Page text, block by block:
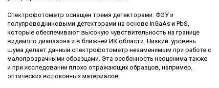
Спектрофотометр оснащен тремя детекторами: ФЭУ и
полупроводниковыми детекторами на основе InGaAs и PbS,
которые обеспечивают высокую чувствительность на границе
видимого диапазона и в ближней ИК области. Низкий уровень
шума делает данный спектрофотометр незаменимым при работе с
малопрозрачными образцами. Эта особенность неоценима также
и при исследовании плохо отражающих образцов, например,
оптических волоконных материалов.